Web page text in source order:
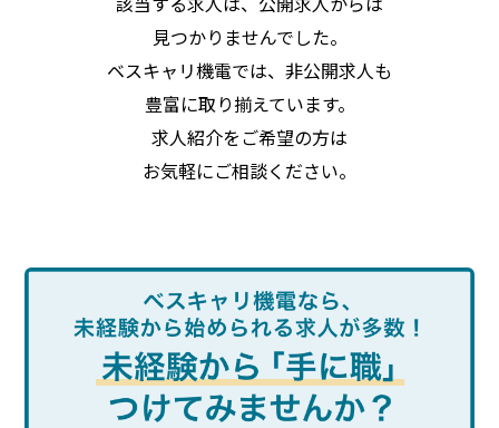
見つかりませんでした。
ベスキャリ機電では、非公開求人も
豊富に取り揃えています。
求人紹介をご希望の方は
お気軽にご相談ください。